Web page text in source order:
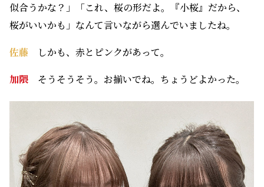
似合うかな？」「これ、桜の形だよ。『小桜』だから、
桜がいいかも」なんて言いながら選んでいましたね。
佐藤 しかも、赤とピンクがあって。
加隈 そうそうそう。お揃いでね。ちょうどよかった。